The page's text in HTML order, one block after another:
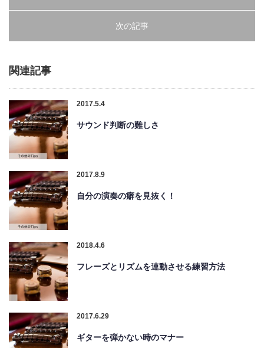
次の記事
関連記事
2017.5.4
サウンド判断の難しさ
2017.8.9
自分の演奏の癖を見抜く！
2018.4.6
フレーズとリズムを連動させる練習方法
2017.6.29
ギターを弾かない時のマナー